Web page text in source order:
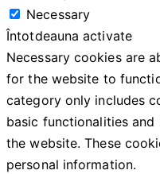
Necessary
Întotdeauna activate
Necessary cookies are
for the website to
category only includes
basic functionalities
the website. These
personal information.